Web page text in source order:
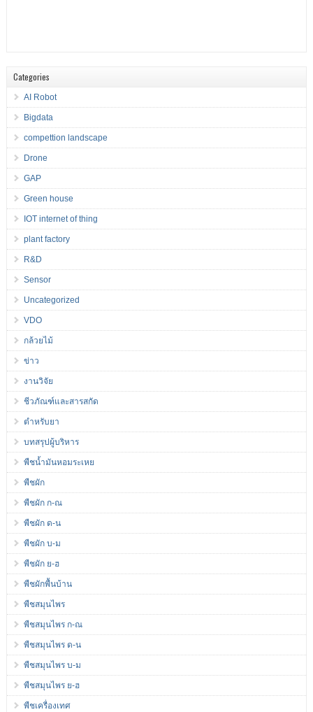
Categories
AI Robot
Bigdata
compettion landscape
Drone
GAP
Green house
IOT internet of thing
plant factory
R&D
Sensor
Uncategorized
VDO
กล้วยไม้
ข่าว
งานวิจัย
ชีวภัณฑ์และสารสกัด
ตำหรับยา
บทสรุปผู้บริหาร
พืชน้ำมันหอมระเหย
พืชผัก
พืชผัก ก-ณ
พืชผัก ด-น
พืชผัก บ-ม
พืชผัก ย-ฮ
พืชผักพื้นบ้าน
พืชสมุนไพร
พืชสมุนไพร ก-ณ
พืชสมุนไพร ด-น
พืชสมุนไพร บ-ม
พืชสมุนไพร ย-ฮ
พืชเครื่องเทศ